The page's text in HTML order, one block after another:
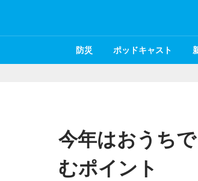
防災 ポッドキャスト
今年はおうち
むポイント